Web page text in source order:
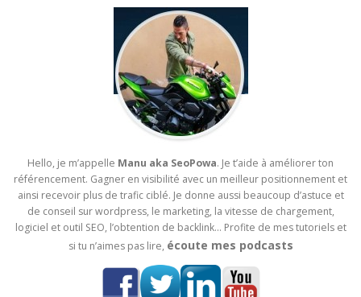
Hello, je m’appelle Manu aka SeoPowa. Je t’aide à améliorer ton
référencement. Gagner en visibilité avec un meilleur positionnement et
ainsi recevoir plus de trafic ciblé. Je donne aussi beaucoup d’astuce et
de conseil sur wordpress, le marketing, la vitesse de chargement,
logiciel et outil SEO, l’obtention de backlink… Profite de mes tutoriels et
si tu n’aimes pas lire, écoute mes podcasts